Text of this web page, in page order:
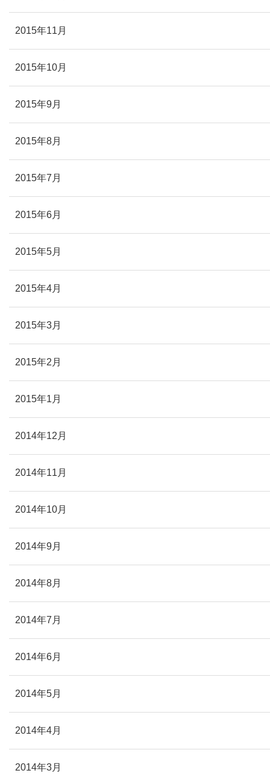
2015年11月
2015年10月
2015年9月
2015年8月
2015年7月
2015年6月
2015年5月
2015年4月
2015年3月
2015年2月
2015年1月
2014年12月
2014年11月
2014年10月
2014年9月
2014年8月
2014年7月
2014年6月
2014年5月
2014年4月
2014年3月